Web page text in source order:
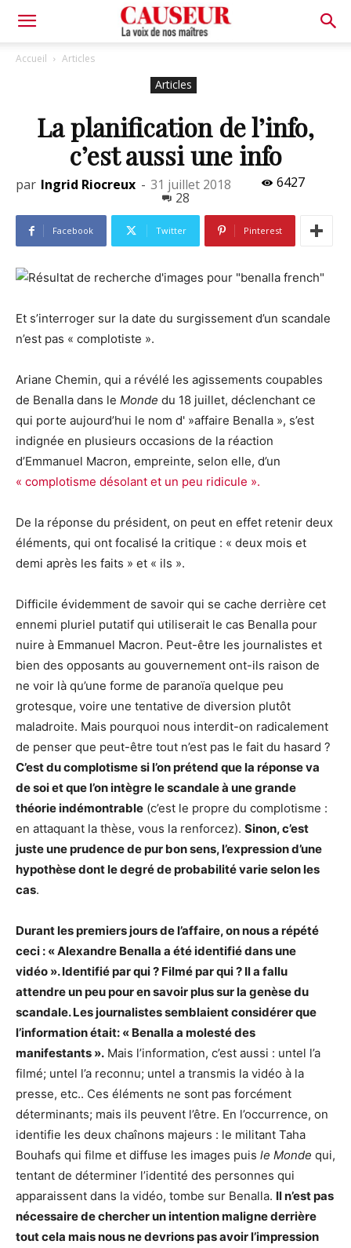
nos
maîtres
Accueil Articles
Articles
La planification de l’info,
c’est aussi une info
par Ingrid Riocreux - 31 juillet 2018
6427
28
Facebook Twitter Pinterest
Et s’interroger sur la date du surgissement d’un scandale
n’est pas « complotiste ».
Ariane Chemin, qui a révélé les agissements coupables
de Benalla dans le Monde du 18 juillet, déclenchant ce
qui porte aujourd’hui le nom d' »affaire Benalla », s’est
indignée en plusieurs occasions de la réaction
d’Emmanuel Macron, empreinte, selon elle, d’un
« complotisme désolant et un peu ridicule ».
De la réponse du président, on peut en effet retenir deux
éléments, qui ont focalisé la critique : « deux mois et
demi après les faits » et « ils ».
Difficile évidemment de savoir qui se cache derrière cet
ennemi pluriel putatif qui utiliserait le cas Benalla pour
nuire à Emmanuel Macron. Peut-être les journalistes et
bien des opposants au gouvernement ont-ils raison de
ne voir là qu’une forme de paranoïa quelque peu
grotesque, voire une tentative de diversion plutôt
maladroite. Mais pourquoi nous interdit-on radicalement
de penser que peut-être tout n’est pas le fait du hasard ?
C’est du complotisme si l’on prétend que la réponse va
de soi et que l’on intègre le scandale à une grande
théorie indémontrable (c’est le propre du complotisme :
en attaquant la thèse, vous la renforcez). Sinon, c’est
juste une prudence de pur bon sens, l’expression d’une
hypothèse dont le degré de probabilité varie selon les
cas.
Durant les premiers jours de l’affaire, on nous a répété
ceci : « Alexandre Benalla a été identifié dans une
vidéo ». Identifié par qui ? Filmé par qui ? Il a fallu
attendre un peu pour en savoir plus sur la genèse du
scandale. Les journalistes semblaient considérer que
l’information était: « Benalla a molesté des
manifestants ». Mais l’information, c’est aussi : untel l’a
filmé; untel l’a reconnu; untel a transmis la vidéo à la
presse, etc.. Ces éléments ne sont pas forcément
déterminants; mais ils peuvent l’être. En l’occurrence, on
identifie les deux chaînons majeurs : le militant Taha
Bouhafs qui filme et diffuse les images puis le Monde qui,
tentant de déterminer l’identité des personnes qui
apparaissent dans la vidéo, tombe sur Benalla. Il n’est pas
nécessaire de chercher un intention maligne derrière
tout cela mais nous ne devrions pas avoir l’impression